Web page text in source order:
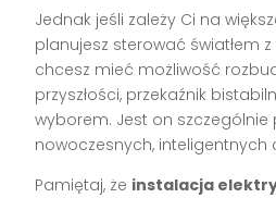
Jednak jeśli zależy Ci na
planujesz sterować światłem
chcesz mieć możliwość
przyszłości, przekaźnik
wyborem. Jest on szczególnie
nowoczesnych, inteligentnych
Pamiętaj, że instalacja